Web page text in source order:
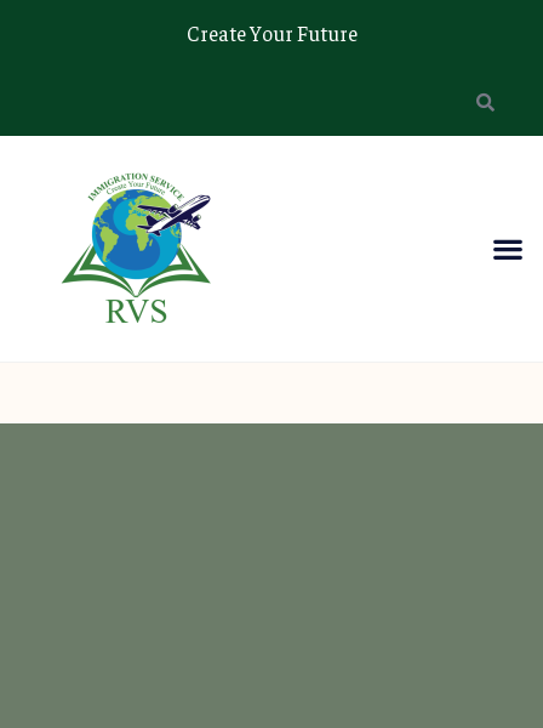
Create Your Future